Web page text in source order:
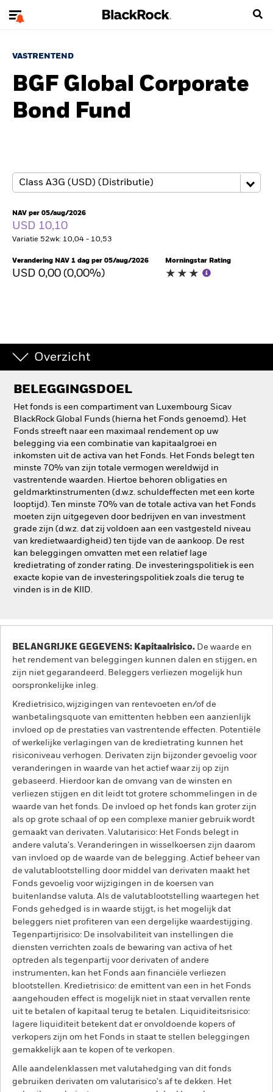
VASTRENTEND
BGF Global Corporate
Bond Fund
NAV per 05/aug/2026
USD 10,10
Variatie 52wk: 10,04 - 10,53
Verandering NAV 1 dag per 05/aug/2026
USD 0,00 (0,00%)
Morningstar Rating
Overzicht
BELEGGINGSDOEL
Het fonds is een compartiment van Luxembourg Sicav
BlackRock Global Funds (hierna het Fonds genoemd). Het
Fonds streeft naar een maximaal rendement op uw
belegging via een combinatie van kapitaalgroei en
inkomsten uit de activa van het Fonds. Het Fonds belegt ten
minste 70% van zijn totale vermogen wereldwijd in
vastrentende waarden. Hiertoe behoren obligaties en
geldmarktinstrumenten (d.w.z. schuldeffecten met een korte
looptijd). Ten minste 70% van de totale activa van het Fonds
moeten zijn uitgegeven door bedrijven en van investment
grade zijn (d.w.z. dat zij voldoen aan een vastgesteld niveau
van kredietwaardigheid) ten tijde van de aankoop. De rest
kan beleggingen omvatten met een relatief lage
kredietrating of zonder rating. De investeringspolitiek is een
exacte kopie van de investeringspolitiek zoals die terug te
vinden is in de KIID.
BELANGRIJKE GEGEVENS: Kapitaalrisico. De waarde en
het rendement van beleggingen kunnen dalen en stijgen, en
zijn niet gegarandeerd. Beleggers verliezen mogelijk hun
oorspronkelijke inleg.
Kredietrisico, wijzigingen van rentevoeten en/of de
wanbetalingsquote van emittenten hebben een aanzienlijk
invloed op de prestaties van vastrentende effecten. Potentiële
of werkelijke verlagingen van de kredietrating kunnen het
risiconiveau verhogen. Derivaten zijn bijzonder gevoelig voor
veranderingen in waarde van het actief waar zij op zijn
gebaseerd. Hierdoor kan de omvang van de winsten en
verliezen stijgen en dit leidt tot grotere schommelingen in de
waarde van het fonds. De invloed op het fonds kan groter zijn
als op grote schaal of op een complexe manier gebruik wordt
gemaakt van derivaten. Valutarisico: Het Fonds belegt in
andere valuta's. Veranderingen in wisselkoersen zijn daarom
van invloed op de waarde van de belegging. Actief beheer van
de valutablootstelling door middel van derivaten maakt het
Fonds gevoelig voor wijzigingen in de koersen van
buitenlandse valuta. Als de valutablootstelling waartegen het
Fonds gehedged is in waarde stijgt, is het mogelijk dat
beleggers niet profiteren van een dergelijke waardestijging.
Tegenpartijrisico: De insolvabiliteit van instellingen die
diensten verrichten zoals de bewaring van activa of het
optreden als tegenpartij voor derivaten of andere
instrumenten, kan het Fonds aan financiële verliezen
blootstellen. Kredietrisico: de emittent van een in het Fonds
aangehouden effect is mogelijk niet in staat vervallen rente
uit te betalen of kapitaal terug te betalen. Liquiditeitsrisico:
lagere liquiditeit betekent dat er onvoldoende kopers of
verkopers zijn om het Fonds in staat te stellen beleggingen
gemakkelijk aan te kopen of te verkopen.
Alle aandelenklassen met valutahedging van dit fonds
gebruiken derivaten om valutarisico's af te dekken. Het